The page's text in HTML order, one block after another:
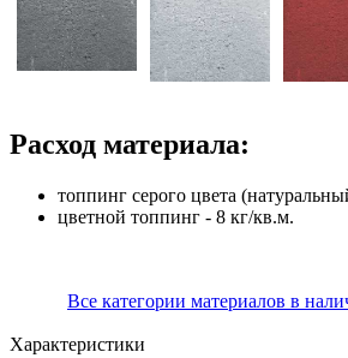
Расход материала:
топпинг серого цвета
цветной топпинг - 8 кг/кв.м.
Все категории материалов в
Характеристики